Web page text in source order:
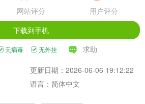
网站评分
用户评分
下载到手机
无病毒 无外挂 求助
更新日期：2026-06-06 19:12:22
语言：简体中文